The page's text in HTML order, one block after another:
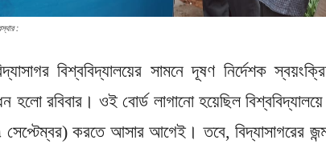
:
বিশ্ববিদ্যালয়ের সামনে দূষণ নির্দেশক
হলো রবিবার। ওই বোর্ড লাগানো হয়েছিল
সেপ্টেম্বর) করতে আসার আগেই। তবে, বিদ্যাসাগরের